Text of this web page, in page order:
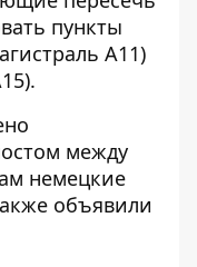
пункты
А11)
между
немецкие
объявили